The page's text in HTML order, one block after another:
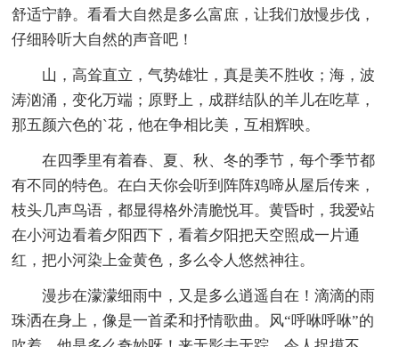
舒适宁静。看看大自然是多么富庶，让我们放慢步伐，
仔细聆听大自然的声音吧！
山，高耸直立，气势雄壮，真是美不胜收；海，波
涛汹涌，变化万端；原野上，成群结队的羊儿在吃草，
那五颜六色的`花，他在争相比美，互相辉映。
在四季里有着春、夏、秋、冬的季节，每个季节都
有不同的特色。在白天你会听到阵阵鸡啼从屋后传来，
枝头几声鸟语，都显得格外清脆悦耳。黄昏时，我爱站
在小河边看着夕阳西下，看着夕阳把天空照成一片通
红，把小河染上金黄色，多么令人悠然神往。
漫步在濛濛细雨中，又是多么逍遥自在！滴滴的雨
珠洒在身上，像是一首柔和抒情歌曲。风“呼咻呼咻”的